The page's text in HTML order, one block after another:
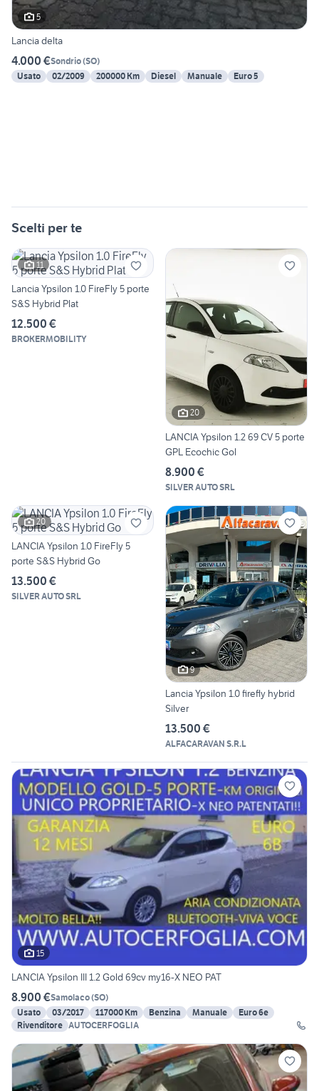
5
Lancia delta
4.000 €Sondrio(SO)
Usato
02/2009 200000 Km Diesel Manuale Euro 5
Scelti per te
11
Lancia Ypsilon 1.0 FireFly 5 porte
S&S Hybrid Plat
12.500 €
BROKERMOBILITY
20
LANCIA Ypsilon 1.2 69 CV 5 porte
GPL Ecochic Gol
8.900 €
SILVER AUTO SRL
20
LANCIA Ypsilon 1.0 FireFly 5
porte S&S Hybrid Go
13.500 €
SILVER AUTO SRL
9
Lancia Ypsilon 1.0 firefly hybrid
Silver
13.500 €
ALFACARAVAN S.R.L
15
LANCIA Ypsilon III 1.2 Gold 69cv my16-X NEO PAT
8.900 €Samolaco(SO)
Usato
03/2017 117000 Km Benzina Manuale
Euro 6e
Rivenditore AUTOCERFOGLIA